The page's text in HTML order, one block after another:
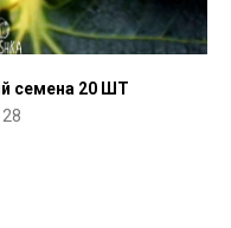
семена 20 ШТ